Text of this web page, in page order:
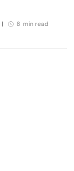
| 8 min read